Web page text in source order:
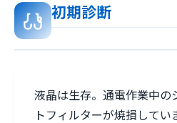
初期診断
液晶は生存。通電作業中の
トフィルターが焼損して